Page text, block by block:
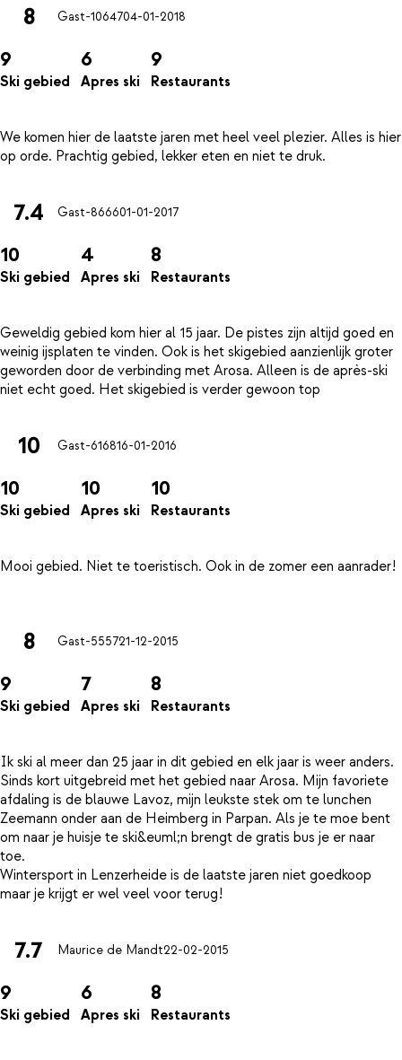
8 Gast-1064704-01-2018
9
Ski gebied
6
Apres ski
9
Restaurants
We komen hier de laatste jaren met heel veel plezier. Alles is hier
7.4 Gast-866601-01-2017
10
Ski gebied
4
Apres ski
8
Restaurants
Geweldig gebied kom hier al 15 jaar. De pistes zijn altijd goed en
weinig ijsplaten te vinden. Ook is het skigebied aanzienlijk groter
geworden door de verbinding met Arosa. Alleen is de après-ski
10 Gast-616816-01-2016
10
Ski gebied
10
Apres ski
10
Restaurants
Mooi gebied. Niet te toeristisch. Ook in de zomer een aanrader!
8 Gast-555721-12-2015
9
Ski gebied
7
Apres ski
8
Restaurants
Ik ski al meer dan 25 jaar in dit gebied en elk jaar is weer anders.
Sinds kort uitgebreid met het gebied naar Arosa. Mijn favoriete
afdaling is de blauwe Lavoz, mijn leukste stek om te lunchen
Zeemann onder aan de Heimberg in Parpan. Als je te moe bent
om naar je huisje te ski&euml;n brengt de gratis bus je er naar
toe.
Wintersport in Lenzerheide is de laatste jaren niet goedkoop
7.7 Maurice de Mandt22-02-2015
9
Ski gebied
6
Apres ski
8
Restaurants